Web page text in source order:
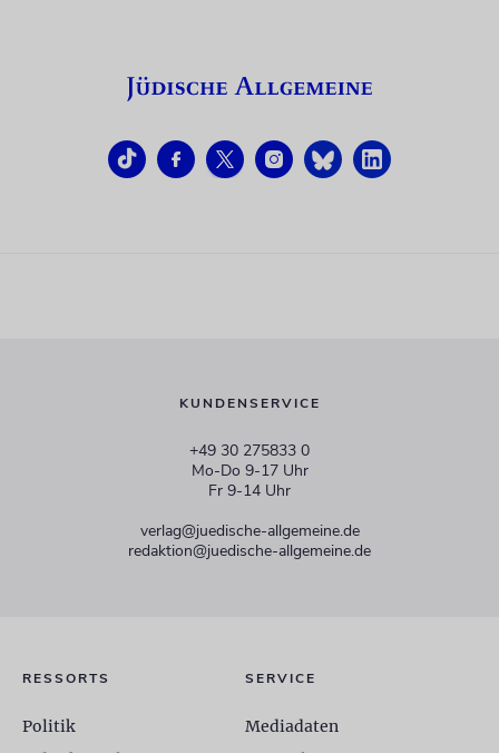
KUNDENSERVICE
+49 30 275833 0
Mo-Do 9-17 Uhr
Fr 9-14 Uhr
verlag@juedische-allgemeine.de
redaktion@juedische-allgemeine.de
RESSORTS
Politik
SERVICE
Mediadaten